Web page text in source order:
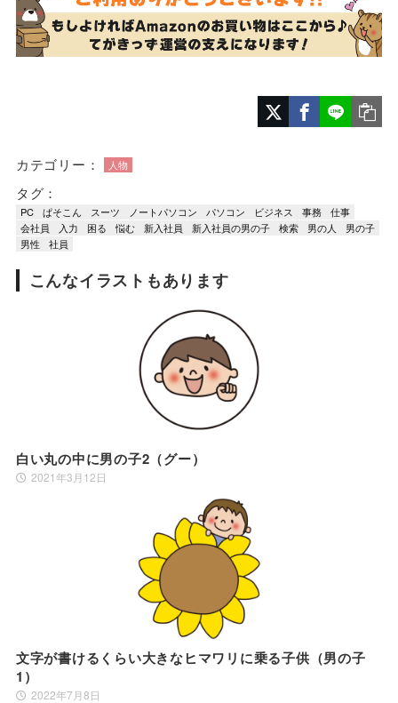
カテゴリー： 人物
タグ：
PC ぱそこん スーツ ノートパソコン パソコン ビジネス 事務
仕事
会社員
入力 困る 悩む 新入社員 新入社員の男の子 検索 男の人
男の子
男性
社員
こんなイラストもあります
白い丸の中に男の子2（グー）
2021年3月12日
文字が書けるくらい大きなヒマワリに乗る子供（男の子
1）
2022年7月8日